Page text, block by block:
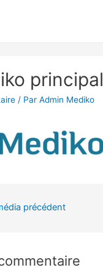
principal
/ ParAdmin Mediko
précédent